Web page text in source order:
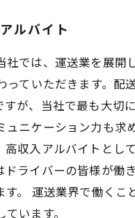
ルバイト
では、運送業を展
ていただきます。
が、当社で最も大
ニケーション力も
収入アルバイトと
ライバーの皆様が
。 運送業界で働く
います。